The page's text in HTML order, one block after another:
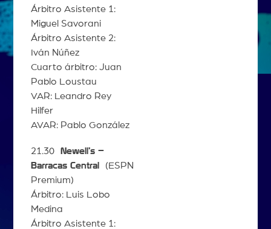
Árbitro Asistente 1:
Miguel Savorani
Árbitro Asistente 2:
Iván Núñez
Cuarto árbitro: Juan
Pablo Loustau
VAR: Leandro Rey
Hilfer
AVAR: Pablo González
21.30 Newell’s –
Barracas Central
(ESPN
Premium)
Árbitro: Luis Lobo
Medina
Árbitro Asistente 1: